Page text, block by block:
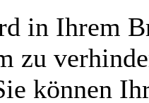
in Ihrem
zu
können